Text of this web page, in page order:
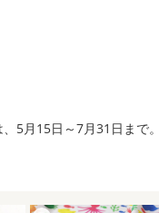
5月15日～7月31日まで。